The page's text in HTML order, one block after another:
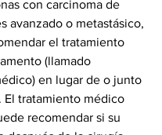
con carcinoma de
avanzado o metastásico,
el tratamiento
(llamado
en lugar de o junto
El tratamiento médico
recomendar si su